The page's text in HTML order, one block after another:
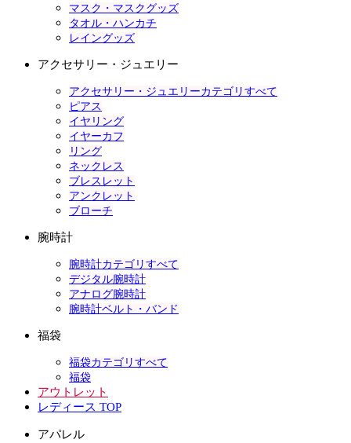
マスク・マスクグッズ
タオル・ハンカチ
レイングッズ
アクセサリー・ジュエリー
アクセサリー・ジュエリーカテゴリすべて
ピアス
イヤリング
イヤーカフ
リング
ネックレス
ブレスレット
アンクレット
ブローチ
腕時計
腕時計カテゴリすべて
デジタル腕時計
アナログ腕時計
腕時計ベルト・バンド
福袋
福袋カテゴリすべて
福袋
アウトレット
レディース TOP
アパレル